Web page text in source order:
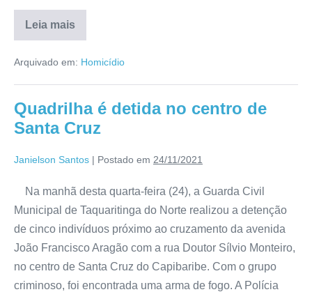
Leia mais
Arquivado em: Homicídio
Quadrilha é detida no centro de
Santa Cruz
Janielson Santos | Postado em 24/11/2021
Na manhã desta quarta-feira (24), a Guarda Civil
Municipal de Taquaritinga do Norte realizou a detenção
de cinco indivíduos próximo ao cruzamento da avenida
João Francisco Aragão com a rua Doutor Sílvio Monteiro,
no centro de Santa Cruz do Capibaribe. Com o grupo
criminoso, foi encontrada uma arma de fogo. A Polícia